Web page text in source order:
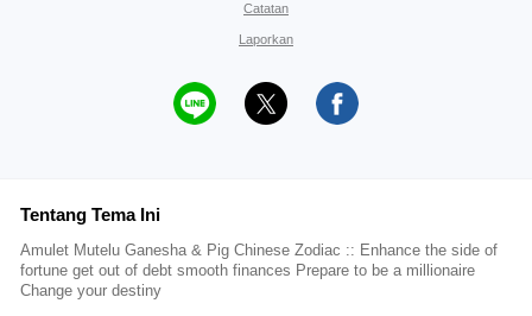
Catatan
Laporkan
Tentang Tema Ini
Amulet Mutelu Ganesha & Pig Chinese Zodiac :: Enhance the side of
fortune get out of debt smooth finances Prepare to be a millionaire
Change your destiny